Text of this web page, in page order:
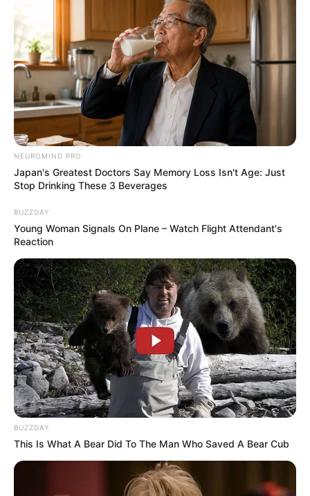
Fonte: Aprendendo Crochê
NEUROMIND PRO
Japan's Greatest Doctors Say Memory Loss Isn't Age: Just
Stop Drinking These 3 Beverages
BUZZDAY
Young Woman Signals On Plane – Watch Flight Attendant's
Reaction
BUZZDAY
This Is What A Bear Did To The Man Who Saved A Bear Cub